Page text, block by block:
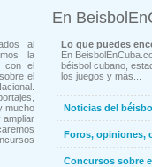
al
la
con el
el
mucho
ampliar
En
Lo que puedes
En
béisbol cubano,
los juegos y más...
Noticias del
Foros, opiniones,
Concursos sobre